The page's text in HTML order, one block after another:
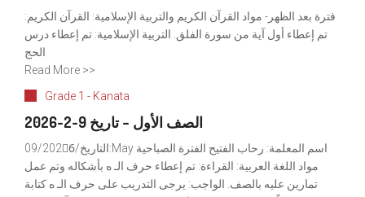
فترة بعد الظهر- مواد القرآن الكريم والتربية الإسلامية: القرآن الكريم:
تم إعطاء أول آية من سورة الفلق. التربية الإسلامية: تم إعطاء درس
الحج
Read More >>
Grade 1 - Kanata
الصف الأول – تاريخ 9-2-2026
التاريخ/09/2026ِ:May اسم المعلمة: رحاب الفتيح الفترة الصباحية
مواد اللغة العربية: القراءة: تم إعطاء حرف الـ ه بأشكاله وتم عمل
تمارين عليه بالصف. الواجب: يرجى التدريب على حرف الـ ه كتابة